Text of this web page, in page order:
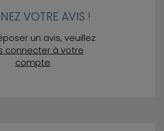
VOTRE AVIS !
un avis, veuillez
connecter à votre
compte